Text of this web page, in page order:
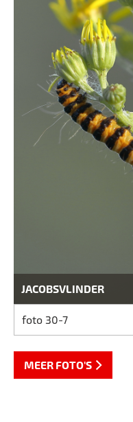
JACOBSVLINDER
foto 30-7
MEER FOTO'S